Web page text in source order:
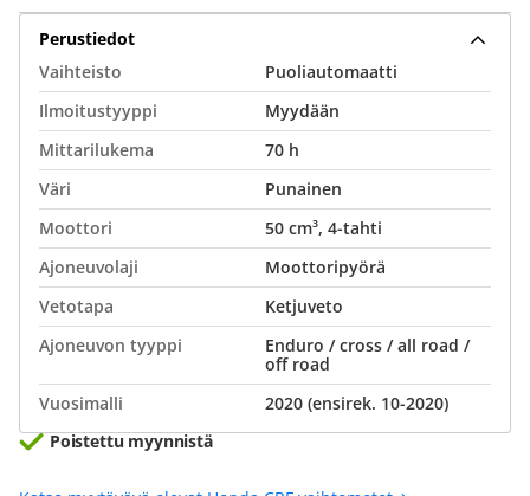
Perustiedot
Vaihteisto
Puoliautomaatti
Ilmoitustyyppi
Myydään
Mittarilukema
70 h
Väri
Punainen
Moottori
50 cm³, 4-tahti
Ajoneuvolaji
Moottoripyörä
Vetotapa
Ketjuveto
Ajoneuvon tyyppi
Enduro / cross / all road /
off road
Vuosimalli
2020 (ensirek. 10-2020)
Poistettu myynnistä